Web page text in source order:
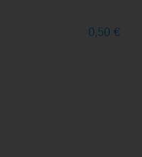
0,50 €